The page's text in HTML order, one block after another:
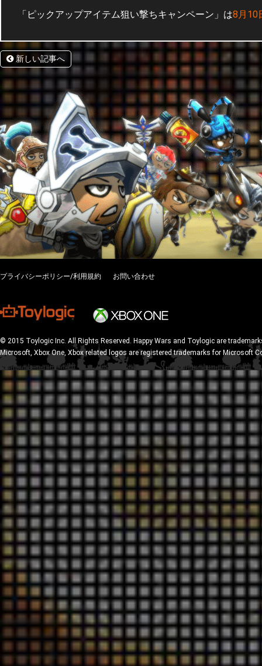
「ピックアップアイテム狙い撃ちキャンペーン」は8月10
新しい記事へ
プライバシーポリシー/利用規約 お問い合わせ
© 2015 Toylogic Inc. All Rights Reserved. Happy Wars and Toylogic are
Microsoft, Xbox One, Xbox related logos are registered trademarks for Microsoft